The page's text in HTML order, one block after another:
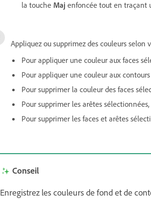
la touche Maj enfoncée tout en traçant
Appliquez ou supprimez des couleurs selon
Pour appliquer une couleur aux faces
Pour appliquer une couleur aux
Pour supprimer la couleur des faces
Pour supprimer les arêtes
Pour supprimer les faces et arêtes
Conseil
Enregistrez les couleurs de fond et de